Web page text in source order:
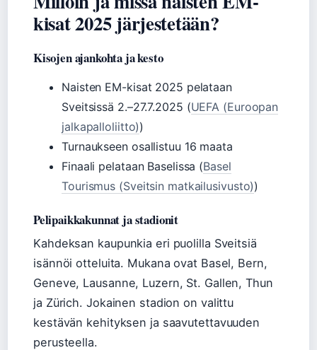
kisat 2025 järjestetään?
Kisojen ajankohta ja kesto
Naisten EM-kisat 2025 pelataan
Sveitsissä 2.–27.7.2025 (UEFA (Euroopan
jalkapalloliitto))
Turnaukseen osallistuu 16 maata
Finaali pelataan Baselissa (Basel
Tourismus (Sveitsin matkailusivusto))
Pelipaikkakunnat ja stadionit
Kahdeksan kaupunkia eri puolilla Sveitsiä
isännöi otteluita. Mukana ovat Basel, Bern,
Geneve, Lausanne, Luzern, St. Gallen, Thun
ja Zürich. Jokainen stadion on valittu
kestävän kehityksen ja saavutettavuuden
perusteella.